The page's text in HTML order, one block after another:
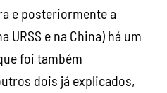
e posteriormente a
URSS e na China) há um
foi também
dois já explicados,